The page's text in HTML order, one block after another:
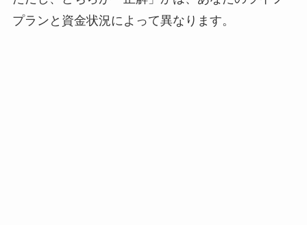
プランと資金状況によって異なります。